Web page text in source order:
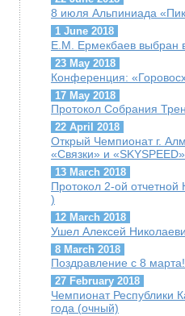
8 июля Альпиниада
1 June 2018
Е.М. Ермекбаев выбран
23 May 2018
Конференция:
17 May 2018
Протокол Собрания
22 April 2018
Открый Чемпионат г.
«Связки» и «SKYSPEED»
13 March 2018
Протокол 2-ой
)
12 March 2018
Ушел Алексей
8 March 2018
Поздравление с 8 марта!
27 February 2018
Чемпионат Республики
года (очный)